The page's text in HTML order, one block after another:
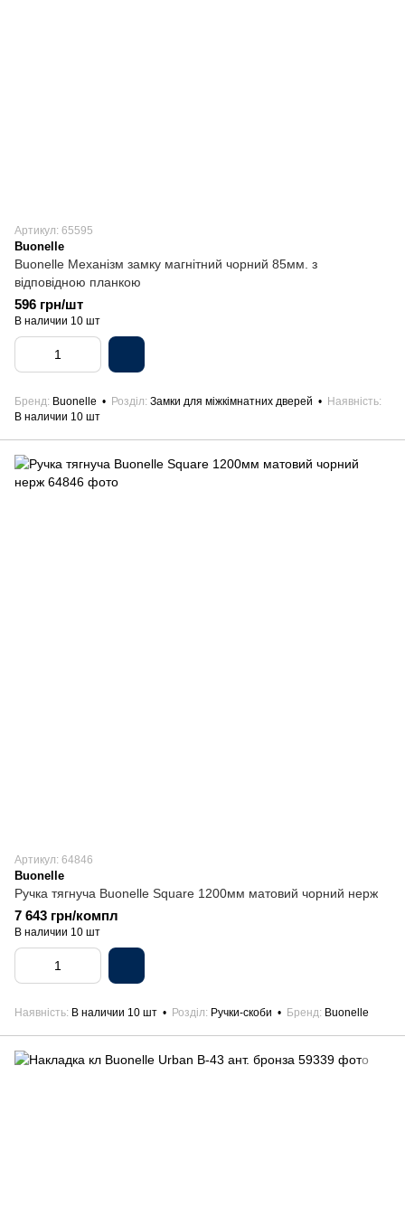
Артикул: 65595
Buonelle
Buonelle Механізм замку магнітний чорний 85мм. з
відповідною планкою
596 грн/шт
В наличии 10 шт
Бренд Buonelle Розділ Замки для міжкімнатних дверей
Наявність
В наличии 10 шт
Артикул: 64846
Buonelle
Ручка тягнуча Buonelle Square 1200мм матовий чорний нерж
7 643 грн/компл
В наличии 10 шт
Наявність В наличии 10 шт Розділ Ручки-скоби Бренд Buonelle